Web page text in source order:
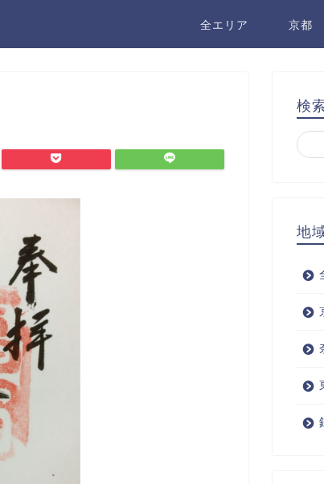
全エリア 京都
検
地